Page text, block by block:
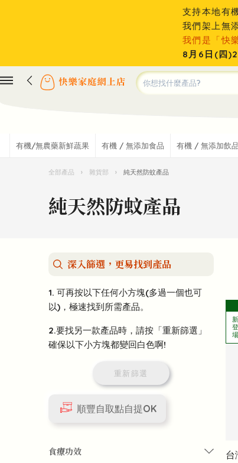
支持本地有
我們架上無
我們是「快
8月6日(四
有機/無農藥新鮮蔬果 有機 / 無添加食品 有機 / 無添加飲品
全部產品 › 雜貨部 › 純天然防蚊產品
純天然防蚊產品
深入篩選，更易找到產品
1. 可再按以下任何小方塊(多過一個也可
以)，極速找到所需產品。
2.要找另一款產品時，請按「重新篩選」
確保以下小方塊都變回白色啊!
重新篩選
順豐自取點自提OK
食療功效 台